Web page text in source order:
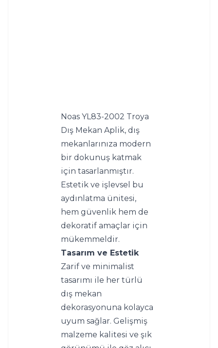
Noas YL83-2002 Troya
Dış Mekan Aplik, dış
mekanlarınıza modern
bir dokunuş katmak
için tasarlanmıştır.
Estetik ve işlevsel bu
aydınlatma ünitesi,
hem güvenlik hem de
dekoratif amaçlar için
mükemmeldir.
Tasarım ve Estetik
Zarif ve minimalist
tasarımı ile her türlü
dış mekan
dekorasyonuna kolayca
uyum sağlar. Gelişmiş
malzeme kalitesi ve şık